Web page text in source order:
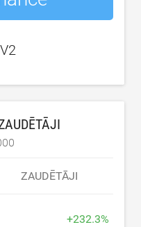
ZAUDĒTĀJI
+232.3%